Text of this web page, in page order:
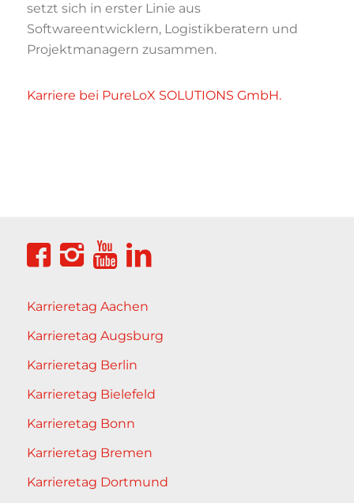
setzt sich in erster Linie aus
Softwareentwicklern, Logistikberatern und
Projektmanagern zusammen.
Karriere bei PureLoX SOLUTIONS GmbH.
Karrieretag Aachen
Karrieretag Augsburg
Karrieretag Berlin
Karrieretag Bielefeld
Karrieretag Bonn
Karrieretag Bremen
Karrieretag Dortmund